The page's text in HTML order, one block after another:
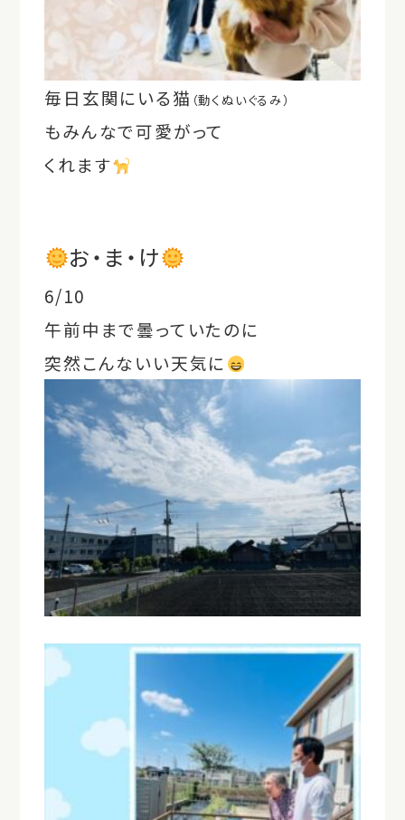
毎日玄関にいる猫 （動くぬいぐるみ）
もみんなで可愛がって
くれます
お・ま・け
6/10
午前中まで曇っていたのに
突然こんないい天気に